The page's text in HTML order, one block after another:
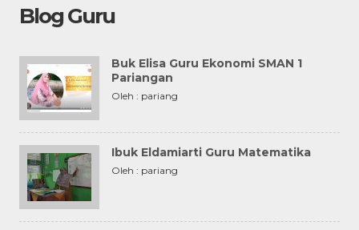
Blog Guru
Buk Elisa Guru Ekonomi SMAN 1
Pariangan
Oleh : pariang
Ibuk Eldamiarti Guru Matematika
Oleh : pariang